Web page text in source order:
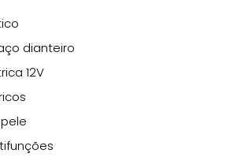
dianteiro
12V